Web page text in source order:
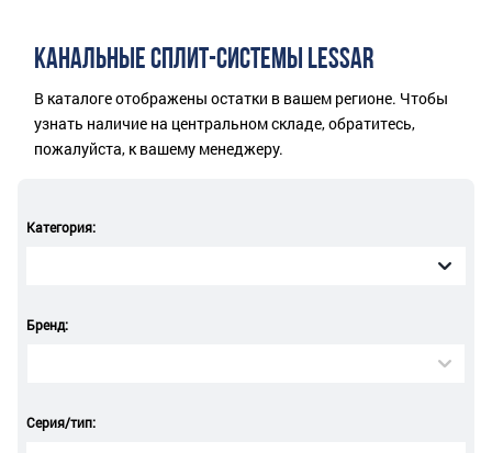
КАНАЛЬНЫЕ СПЛИТ-СИСТЕМЫ LESSAR
В каталоге отображены остатки в вашем регионе. Чтобы
узнать наличие на центральном складе, обратитесь,
пожалуйста, к вашему менеджеру.
Категория:
Бренд:
Серия/тип: